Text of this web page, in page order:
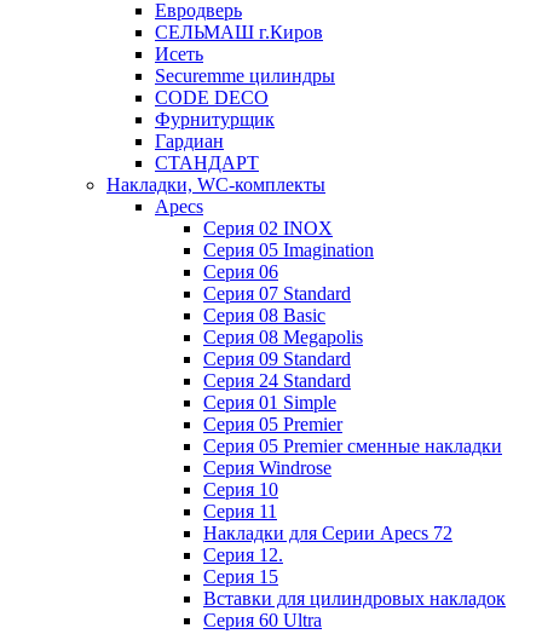
Евродверь
СЕЛЬМАШ г.Киров
Исеть
Securemme цилиндры
CODE DECO
Фурнитурщик
Гардиан
СТАНДАРТ
Накладки, WC-комплекты
Apecs
Cерия 02 INOX
Cерия 05 Imagination
Cерия 06
Cерия 07 Standard
Cерия 08 Basic
Cерия 08 Megapolis
Cерия 09 Standard
Cерия 24 Standard
Серия 01 Simple
Серия 05 Premier
Серия 05 Premier сменные накладки
Cерия Windrose
Серия 10
Серия 11
Накладки для Серии Apecs 72
Серия 12.
Серия 15
Вставки для цилиндровых накладок
Серия 60 Ultra